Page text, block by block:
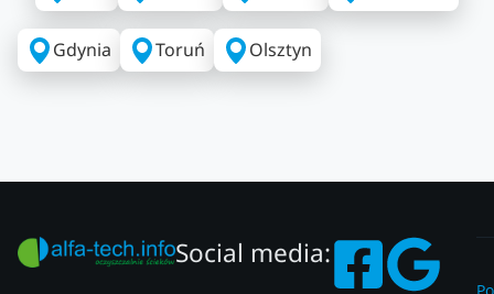
Gdynia Toruń Olsztyn
Social media: